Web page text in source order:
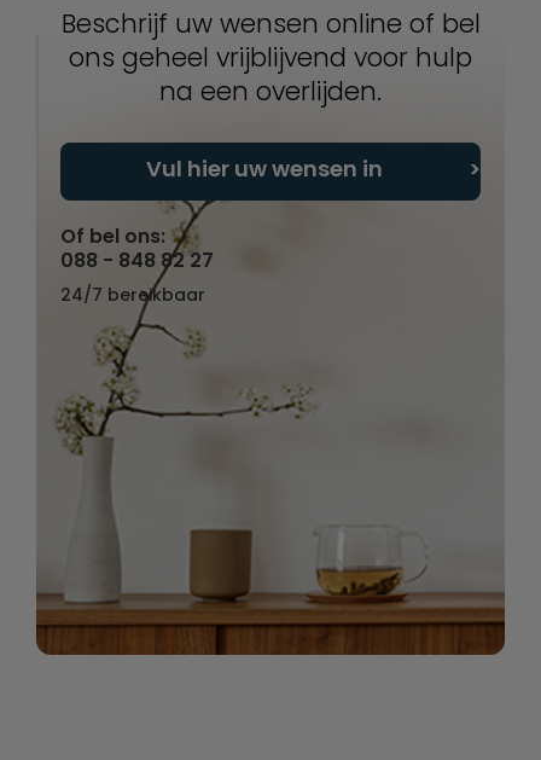
Beschrijf uw wensen online of bel
ons geheel vrijblijvend voor hulp
na een overlijden.
Vul hier uw wensen in
Of bel ons:
088 - 848 82 27
24/7 bereikbaar